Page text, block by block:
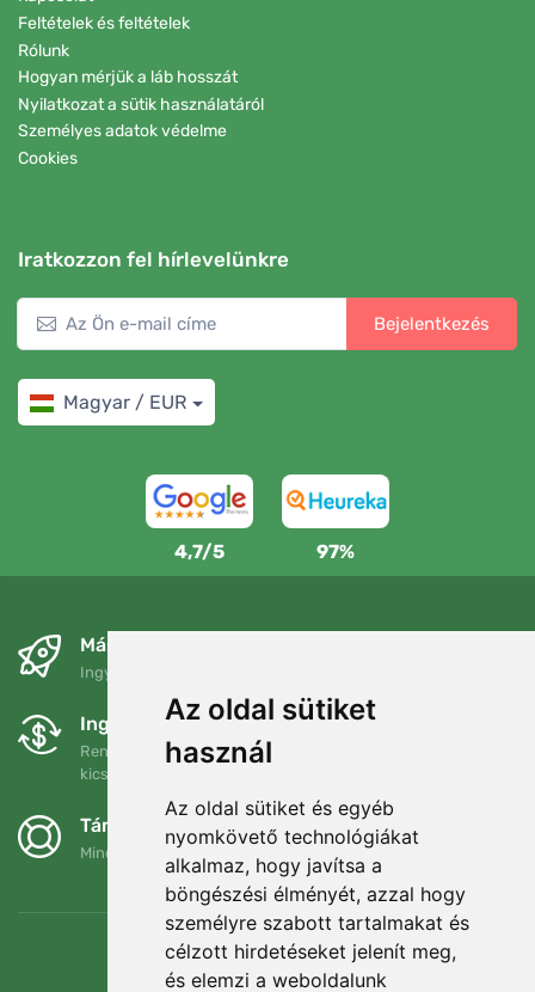
Az oldal sütiket
használ
Az oldal sütiket és egyéb
nyomkövető technológiákat
alkalmaz, hogy javítsa a
böngészési élményét, azzal hogy
személyre szabott tartalmakat és
célzott hirdetéseket jelenít meg,
és elemzi a weboldalunk
Feltételek és feltételek
Rólunk
Hogyan mérjük a láb hosszát
Nyilatkozat a sütik használatáról
Személyes adatok védelme
Cookies
Iratkozzon fel hírlevelünkre
Bejelentkezés
Magyar / EUR
4,7/5 97%
Másnapra és ingyenesen
Ingyenes szállítás a következő összeg felett: 80 EUR
Ingyenes csere és visszaküldés
Rendelését 90 napon belül bármikor visszaküldheti vagy
kicserélheti.
Támogatjuk a Trees.org-ot
Minden megrendelésért ültetünk egy fát! Bővebben